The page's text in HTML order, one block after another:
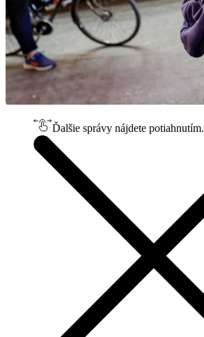
Ďalšie správy nájdete potiahnutím.